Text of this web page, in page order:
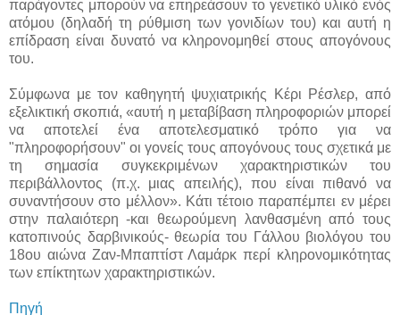
παράγοντες μπορούν να επηρεάσουν το γενετικό υλικό ενός
ατόμου (δηλαδή τη ρύθμιση των γονιδίων του) και αυτή η
επίδραση είναι δυνατό να κληρονομηθεί στους απογόνους
του.
Σύμφωνα με τον καθηγητή ψυχιατρικής Κέρι Ρέσλερ, από
εξελικτική σκοπιά, «αυτή η μεταβίβαση πληροφοριών μπορεί
να αποτελεί ένα αποτελεσματικό τρόπο για να
"πληροφορήσουν" οι γονείς τους απογόνους τους σχετικά με
τη σημασία συγκεκριμένων χαρακτηριστικών του
περιβάλλοντος (π.χ. μιας απειλής), που είναι πιθανό να
συναντήσουν στο μέλλον». Κάτι τέτοιο παραπέμπει εν μέρει
στην παλαιότερη -και θεωρούμενη λανθασμένη από τους
κατοπινούς δαρβινικούς- θεωρία του Γάλλου βιολόγου του
18ου αιώνα Ζαν-Μπαπτίστ Λαμάρκ περί κληρονομικότητας
των επίκτητων χαρακτηριστικών.
Πηγή